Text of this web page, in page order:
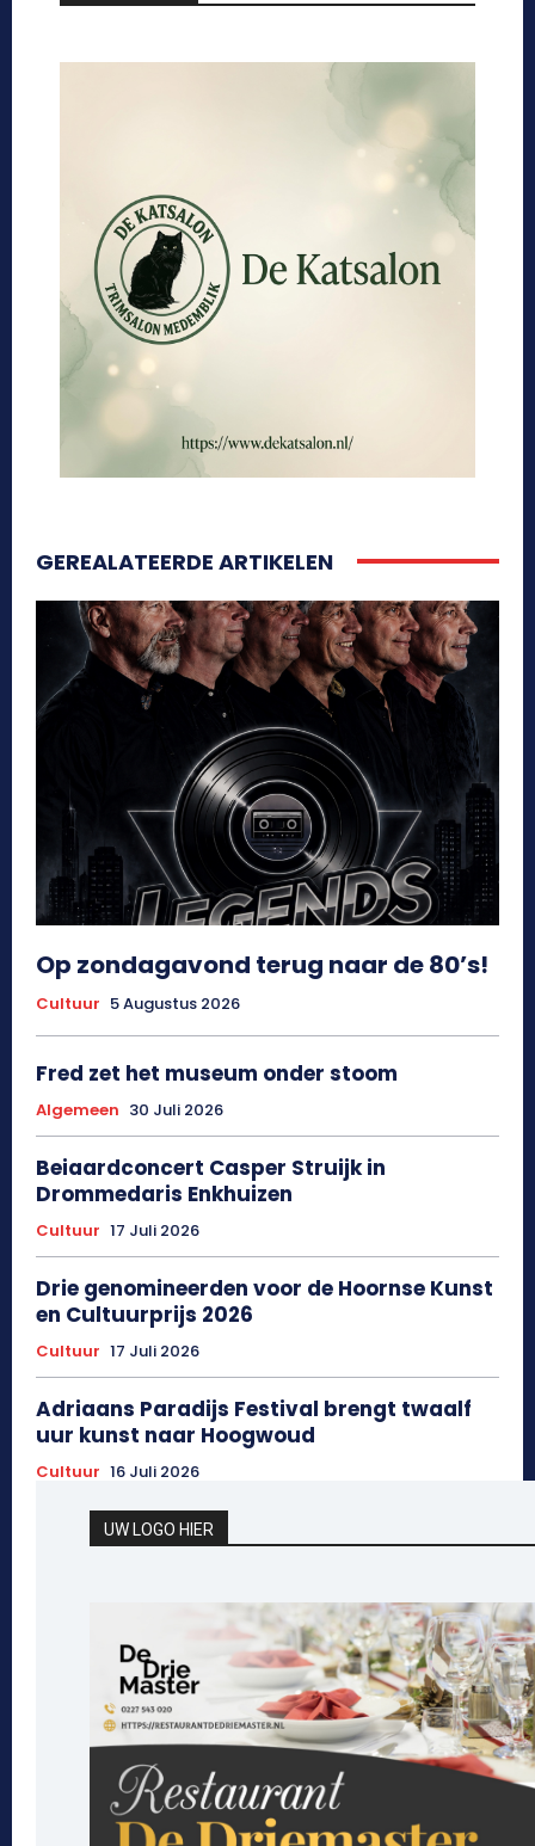
GEREALATEERDE ARTIKELEN
Op zondagavond terug naar de 80’s!
Cultuur 5 Augustus 2026
Fred zet het museum onder stoom
Algemeen 30 Juli 2026
Beiaardconcert Casper Struijk in
Drommedaris Enkhuizen
Cultuur 17 Juli 2026
Drie genomineerden voor de Hoornse Kunst
en Cultuurprijs 2026
Cultuur 17 Juli 2026
Adriaans Paradijs Festival brengt twaalf
uur kunst naar Hoogwoud
Cultuur 16 Juli 2026
UW LOGO HIER